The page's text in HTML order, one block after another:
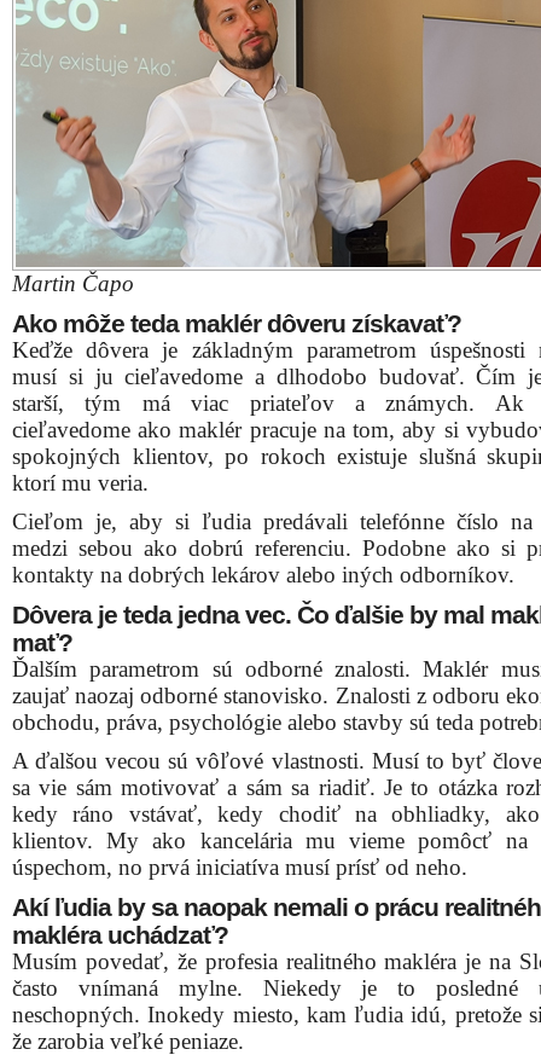
Martin Čapo
Ako môže teda maklér dôveru získavať?
Keďže dôvera je základným parametrom úspešnosti
musí si ju cieľavedome a dlhodobo budovať. Čím
starší, tým má viac priateľov a známych. Ak
cieľavedome ako maklér pracuje na tom, aby si
spokojných klientov, po rokoch existuje slušná
ktorí mu veria.
Cieľom je, aby si ľudia predávali telefónne číslo na
medzi sebou ako dobrú referenciu. Podobne ako si
kontakty na dobrých lekárov alebo iných odborníkov.
Dôvera je teda jedna vec. Čo ďalšie by mal
mať?
Ďalším parametrom sú odborné znalosti. Maklér
zaujať naozaj odborné stanovisko. Znalosti z odboru
obchodu, práva, psychológie alebo stavby sú teda
A ďalšou vecou sú vôľové vlastnosti. Musí to byť
sa vie sám motivovať a sám sa riadiť. Je to otázka
kedy ráno vstávať, kedy chodiť na obhliadky,
klientov. My ako kancelária mu vieme pomôcť na
úspechom, no prvá iniciatíva musí prísť od neho.
Akí ľudia by sa naopak nemali o prácu
makléra uchádzať?
Musím povedať, že profesia realitného makléra je na
často vnímaná mylne. Niekedy je to posledné
neschopných. Inokedy miesto, kam ľudia idú, pretože
že zarobia veľké peniaze.